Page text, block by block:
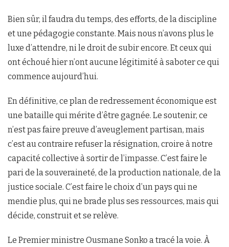
Bien sûr, il faudra du temps, des efforts, de la discipline
et une pédagogie constante. Mais nous n’avons plus le
luxe d’attendre, ni le droit de subir encore. Et ceux qui
ont échoué hier n’ont aucune légitimité à saboter ce qui
commence aujourd’hui.
En définitive, ce plan de redressement économique est
une bataille qui mérite d’être gagnée. Le soutenir, ce
n’est pas faire preuve d’aveuglement partisan, mais
c’est au contraire refuser la résignation, croire à notre
capacité collective à sortir de l’impasse. C’est faire le
pari de la souveraineté, de la production nationale, de la
justice sociale. C’est faire le choix d’un pays qui ne
mendie plus, qui ne brade plus ses ressources, mais qui
décide, construit et se relève.
Le Premier ministre Ousmane Sonko a tracé la voie. À